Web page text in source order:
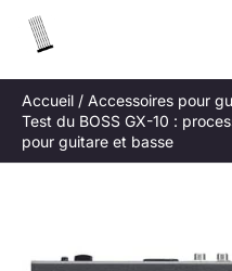
Accueil
Accessoires pour
Test du BOSS GX-10 :
pour guitare et basse
h
e
r